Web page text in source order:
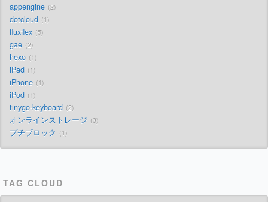
appengine 2
dotcloud 1
fluxflex 5
gae 2
hexo 1
iPad 1
iPhone 1
iPod 1
tinygo-keyboard 2
オンラインストレージ 3
プチブロック 1
TAG CLOUD